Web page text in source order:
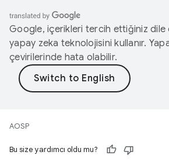
Google, içerikleri tercih ettiğiniz dile
yapay zeka teknolojisini kullanır.
çevirilerinde hata olabilir.
AOSP
Bu size yardımcı oldu mu?